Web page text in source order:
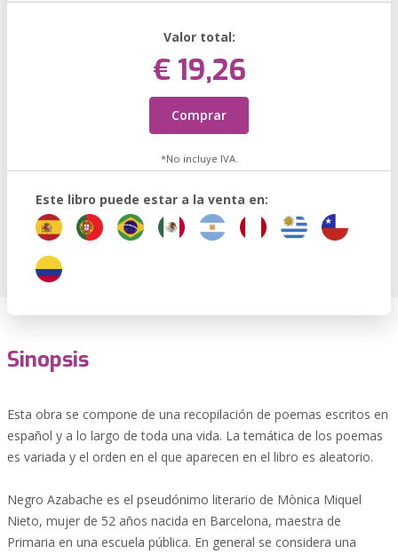
Valor total:
€ 19,26
Comprar
*No incluye IVA.
Este libro puede estar a la venta en:
Sinopsis
Esta obra se compone de una recopilación de poemas escritos en
español y a lo largo de toda una vida. La temática de los poemas
es variada y el orden en el que aparecen en el libro es aleatorio.
Negro Azabache es el pseudónimo literario de Mònica Miquel
Nieto, mujer de 52 años nacida en Barcelona, maestra de
Primaria en una escuela pública. En general se considera una